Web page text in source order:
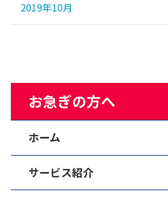
2019年10月
お急ぎの方へ
ホーム
サービス紹介